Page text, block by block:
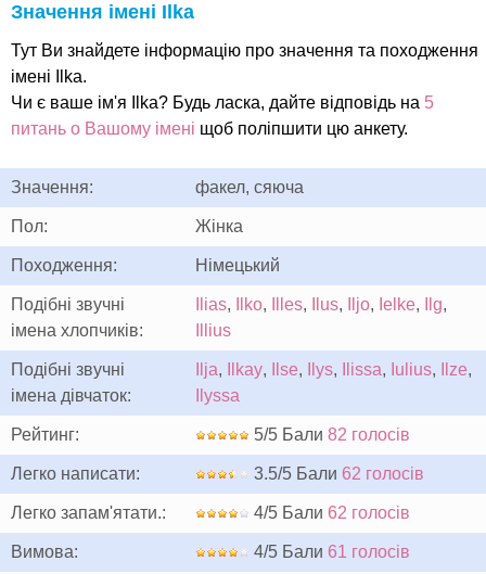
Значення імені Ilka
Тут Ви знайдете інформацію про значення та походження
імені Ilka.
Чи є ваше ім'я Ilka? Будь ласка, дайте відповідь на 5
питань о Вашому імені щоб поліпшити цю анкету.
Значення: факел, сяюча
Пол: Жінка
Походження: Німецький
Подібні звучні
імена хлопчиків:
Ilias, Ilko, Illes, Ilus, Iljo, Ielke, Ilg,
Illius
Подібні звучні
імена дівчаток:
Ilja, Ilkay, Ilse, Ilys, Ilissa, Iulius, Ilze,
Ilyssa
Рейтинг: 5/5 Бали 82 голосів
Легко написати: 3.5/5 Бали 62 голосів
Легко запам'ятати.: 4/5 Бали 62 голосів
Вимова: 4/5 Бали 61 голосів